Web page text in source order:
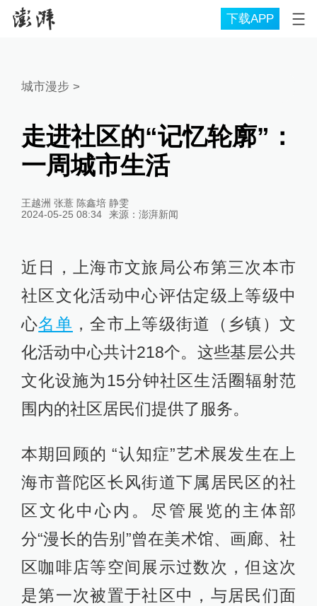
下载APP
城市漫步>
走进社区的“记忆轮廓”：
一周城市生活
王越洲 张薏 陈鑫培 静雯
2024-05-25 08:34
来源： 澎湃新闻
近日，上海市文旅局公布第三次本市
社区文化活动中心评估定级上等级中
心名单 ，全市上等级街道（乡镇）文
化活动中心共计218个。这些基层公共
文化设施为15分钟社区生活圈辐射范
围内的社区居民们提供了服务。
本期回顾的 “认知症”艺术展发生在上
海市普陀区长风街道下属居民区的社
区文化中心内。尽管展览的主体部
分“漫长的告别”曾在美术馆、画廊、社
区咖啡店等空间展示过数次，但这次
是第一次被置于社区中，与居民们面